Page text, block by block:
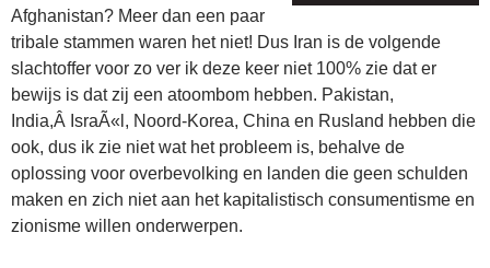
Afghanistan? Meer dan een paar
tribale stammen waren het niet! Dus Iran is de volgende
slachtoffer voor zo ver ik deze keer niet 100% zie dat er
bewijs is dat zij een atoombom hebben. Pakistan,
India,Â IsraÃ«l, Noord-Korea, China en Rusland hebben die
ook, dus ik zie niet wat het probleem is, behalve de
oplossing voor overbevolking en landen die geen schulden
maken en zich niet aan het kapitalistisch consumentisme en
zionisme willen onderwerpen.